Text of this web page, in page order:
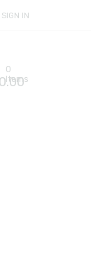
IN
0
Items
0.00